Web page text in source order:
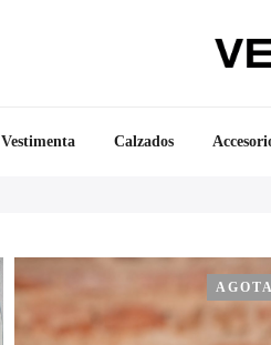
Vestimenta Calzados